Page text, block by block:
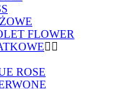
FLOWER
ROSE